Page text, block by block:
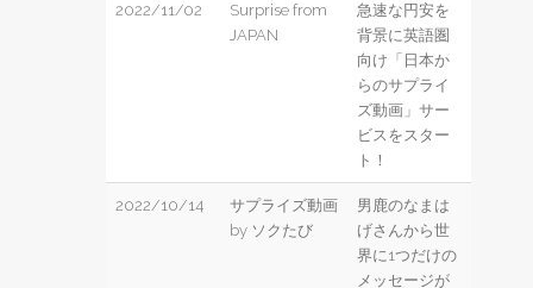
2022/11/02
Surprise from
JAPAN
急速な円安を
背景に英語圏
向け「日本か
らのサプライ
ズ動画」サー
ビスをスター
ト！
2022/10/14
サプライズ動画
by ソクたび
男鹿のなまは
げさんから世
界に1つだけの
メッセージが